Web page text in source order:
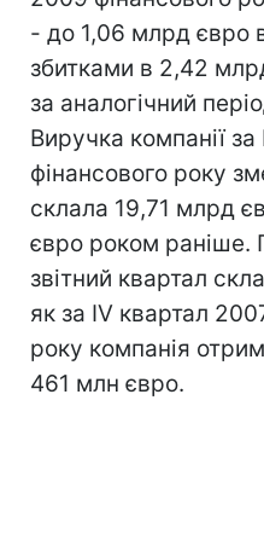
- до 1,06 млрд євро в
збитками в 2,42
за аналогічний
Виручка компанії
фінансового року
склала 19,71 млрд
євро роком раніше.
звітний квартал
як за IV квартал
року компанія
461 млн євро.